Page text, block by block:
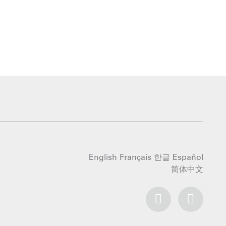
English Français 한글 Español
简体中文